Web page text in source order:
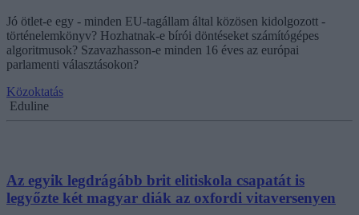
Jó ötlet-e egy - minden EU-tagállam által közösen kidolgozott -
történelemkönyv? Hozhatnak-e bírói döntéseket számítógépes
algoritmusok? Szavazhasson-e minden 16 éves az európai
parlamenti választásokon?
Közoktatás
Eduline
Az egyik legdrágább brit elitiskola csapatát is
legyőzte két magyar diák az oxfordi vitaversenyen